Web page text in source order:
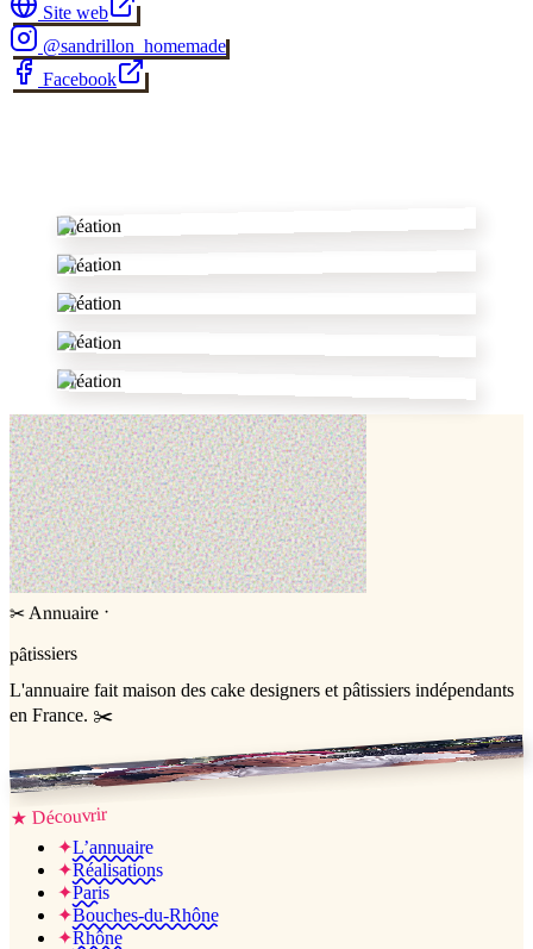
Site web
@sandrillon_homemade
Facebook
Création
Création
Création
Création
Création
✂ Annuaire ·
pâtissiers
L'annuaire fait maison des cake designers et pâtissiers indépendants
en France. ✂️
Jessica & Jérémy ♡
★ Découvrir
✦L’annuaire
✦Réalisations
✦Paris
✦Bouches-du-Rhône
✦Rhône